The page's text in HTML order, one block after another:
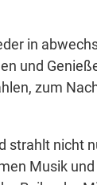
in
und
zum
nicht
Musik